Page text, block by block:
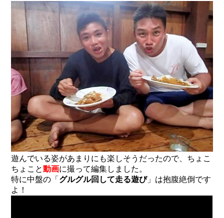
遊んでいる姿があまりにも楽しそうだったので、ちょこ
ちょこと動画に撮って編集しました。
特に中盤の「 グルグル回して走る遊び」は抱腹絶倒です
よ！